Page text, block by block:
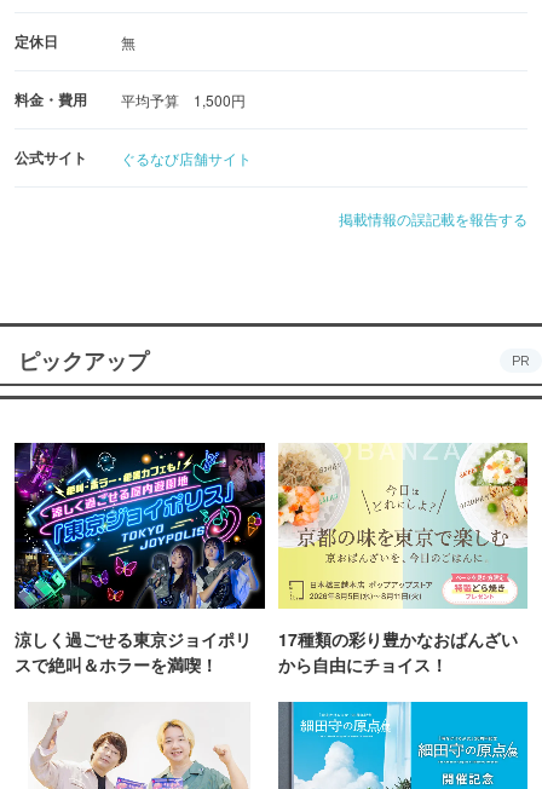
定休日 無
料金・費用 平均予算 1,500円
公式サイト ぐるなび店舗サイト
掲載情報の誤記載を報告する
ピックアップ PR
涼しく過ごせる東京ジョイポリ
スで絶叫＆ホラーを満喫！
17種類の彩り豊かなおばんざい
から自由にチョイス！